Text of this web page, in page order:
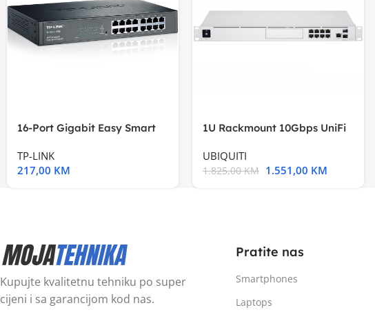
16-Port Gigabit Easy Smart
TP-LINK
217,00 KM
1U Rackmount 10Gbps UniFi
UBIQUITI
1.825,00KM 1.551,00 KM
Kupujte kvalitetnu tehniku po super
cijeni i sa garancijom kod nas.
Pratite nas
Smartphones
Laptops